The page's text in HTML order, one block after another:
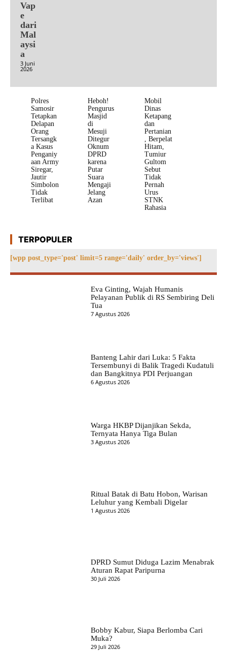
Vap
e
dari
Mal
aysi
a
3 Juni
2026
Polres
Samosir
Tetapkan
Delapan
Orang
Tersangk
a Kasus
Penganiy
aan Army
Siregar,
Jautir
Simbolon
Tidak
Terlibat
Heboh!
Pengurus
Masjid
di
Mesuji
Ditegur
Oknum
DPRD
karena
Putar
Suara
Mengaji
Jelang
Azan
Mobil
Dinas
Ketapang
dan
Pertanian
, Berpelat
Hitam,
Tumiur
Gultom
Sebut
Tidak
Pernah
Urus
STNK
Rahasia
TERPOPULER
[wpp post_type='post' limit=5 range='daily' order_by='views']
Eva Ginting, Wajah Humanis
Pelayanan Publik di RS Sembiring Deli
Tua
7 Agustus 2026
Banteng Lahir dari Luka: 5 Fakta
Tersembunyi di Balik Tragedi Kudatuli
dan Bangkitnya PDI Perjuangan
6 Agustus 2026
Warga HKBP Dijanjikan Sekda,
Ternyata Hanya Tiga Bulan
3 Agustus 2026
Ritual Batak di Batu Hobon, Warisan
Leluhur yang Kembali Digelar
1 Agustus 2026
DPRD Sumut Diduga Lazim Menabrak
Aturan Rapat Paripurna
30 Juli 2026
Bobby Kabur, Siapa Berlomba Cari
Muka?
29 Juli 2026